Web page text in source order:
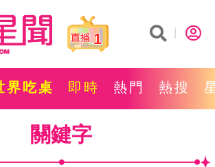
1
界吃桌 即時 熱門 熱搜
關鍵字